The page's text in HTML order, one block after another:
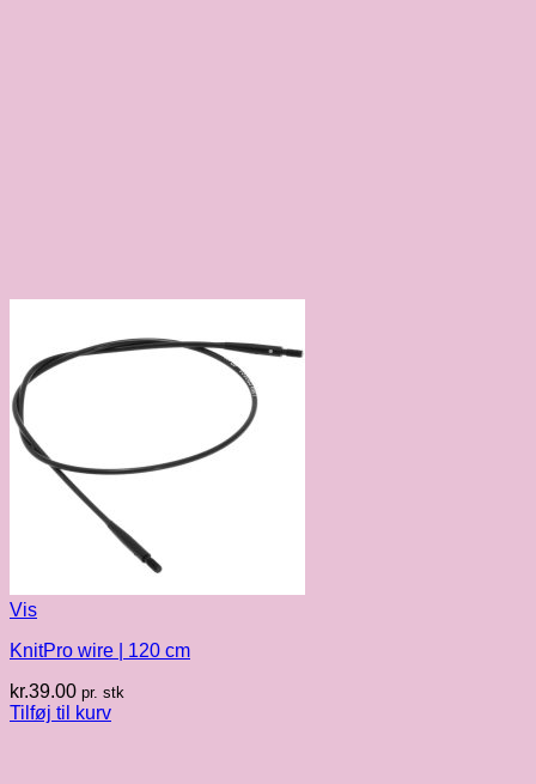
Vis
KnitPro wire | 120 cm
kr.39.00 pr. stk
Tilføj til kurv